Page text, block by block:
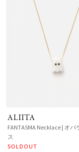
ALIITA
FANTASMA Necklace | オ
ス
SOLDOUT